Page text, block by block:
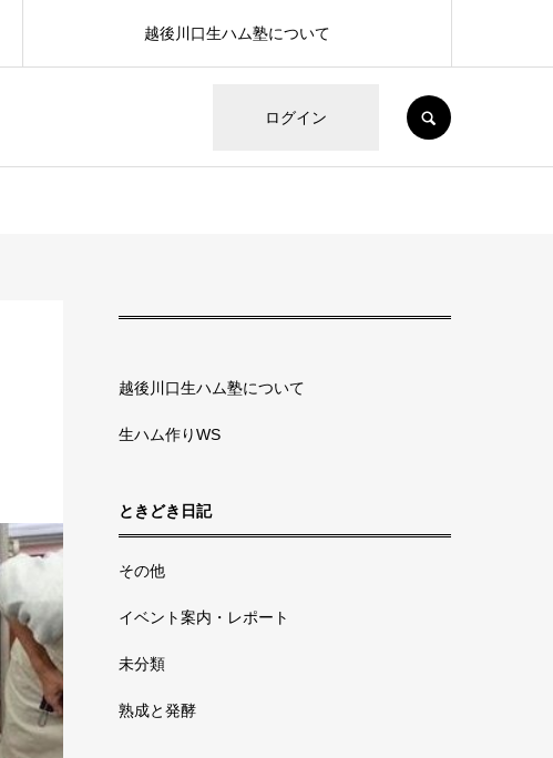
ログイン
越後川口生ハム塾について
越後川口生ハム塾について
生ハム作りWS
ときどき日記
その他
イベント案内・レポート
未分類
熟成と発酵